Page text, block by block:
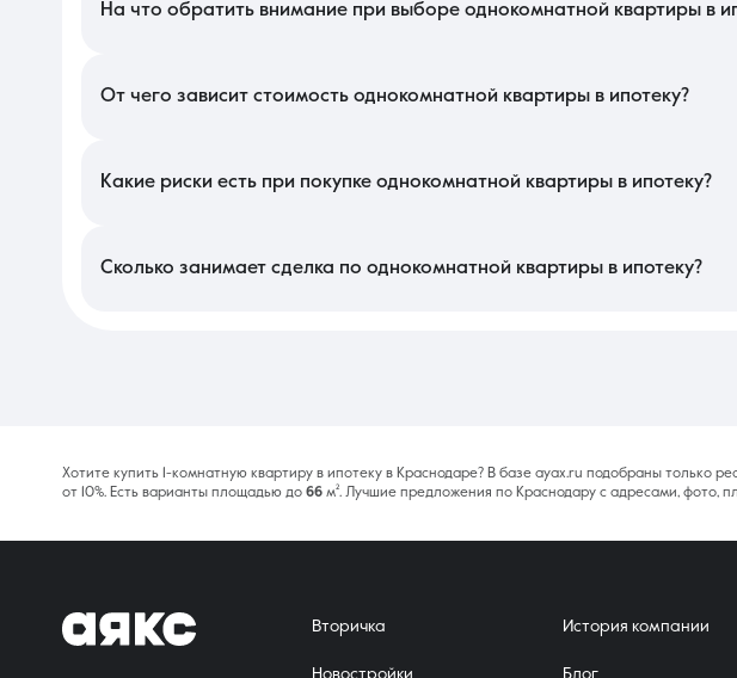
На что обратить внимание при выборе однокомнатной квартиры в
От чего зависит стоимость однокомнатной квартиры в ипотеку?
Какие риски есть при покупке однокомнатной квартиры в ипотеку?
Сколько занимает сделка по однокомнатной квартиры в ипотеку?
Хотите купить 1-комнатную квартиру в ипотеку в Краснодаре? В базе ayax.ru подобраны только
от 10%. Есть варианты площадью до 66 м². Лучшие предложения по Краснодару с адресами, фото,
Вторичка История компании